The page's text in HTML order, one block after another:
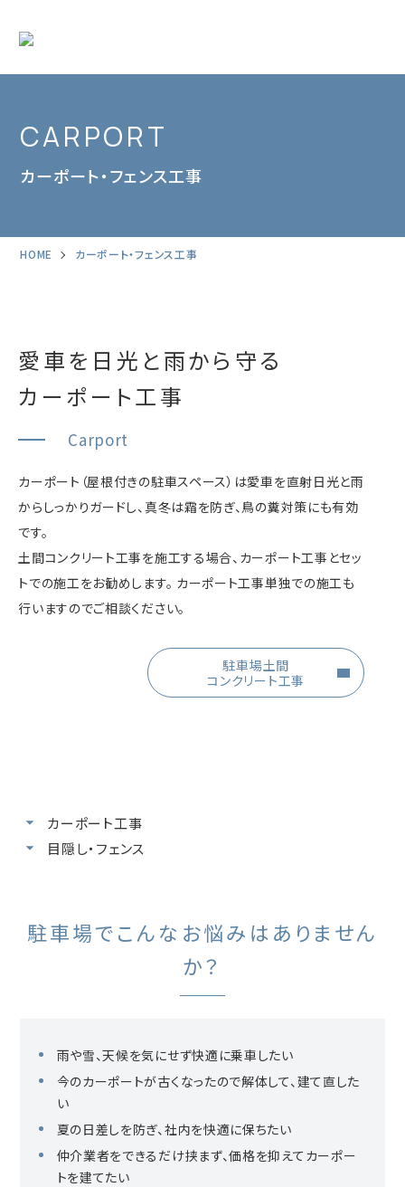
CARPORT
カーポート・フェンス工事
HOME カーポート・フェンス工事
愛車を日光と雨から守る
カーポート工事
Carport
カーポート（屋根付きの駐車スペース）は愛車を直射日光と雨
からしっかりガードし、真冬は霜を防ぎ、鳥の糞対策にも有効
です。
土間コンクリート工事を施工する場合、カーポート工事とセッ
トでの施工をお勧めします。 カーポート工事単独での施工も
行いますのでご相談ください。
駐車場土間
コンクリート工事
カーポート工事
目隠し・フェンス
駐車場でこんなお悩みはありません
か？
雨や雪、天候を気にせず快適に乗車したい
今のカーポートが古くなったので解体して、建て直した
い
夏の日差しを防ぎ、社内を快適に保ちたい
仲介業者をできるだけ挟まず、価格を抑えてカーポー
トを建てたい